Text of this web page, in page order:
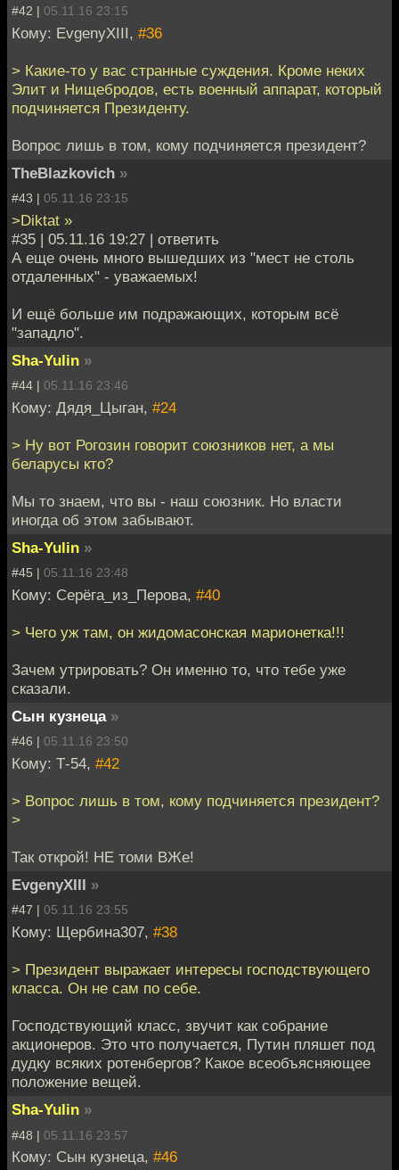
#42 | 05.11.16 23:15
Кому: EvgenyXIII, #36
> Какие-то у вас странные суждения. Кроме неких
Элит и Нищебродов, есть военный аппарат, который
подчиняется Президенту.
Вопрос лишь в том, кому подчиняется президент?
TheBlazkovich »
#43 | 05.11.16 23:15
>Diktat »
#35 | 05.11.16 19:27 | ответить
А еще очень много вышедших из "мест не столь
отдаленных" - уважаемых!
И ещё больше им подражающих, которым всё
"западло".
Sha-Yulin »
#44 | 05.11.16 23:46
Кому: Дядя_Цыган, #24
> Ну вот Рогозин говорит союзников нет, а мы
беларусы кто?
Мы то знаем, что вы - наш союзник. Но власти
иногда об этом забывают.
Sha-Yulin »
#45 | 05.11.16 23:48
Кому: Серёга_из_Перова, #40
> Чего уж там, он жидомасонская марионетка!!!
Зачем утрировать? Он именно то, что тебе уже
сказали.
Сын кузнеца »
#46 | 05.11.16 23:50
Кому: Т-54, #42
> Вопрос лишь в том, кому подчиняется президент?
>
Так открой! НЕ томи ВЖе!
EvgenyXIII »
#47 | 05.11.16 23:55
Кому: Щербина307, #38
> Президент выражает интересы господствующего
класса. Он не сам по себе.
Господствующий класс, звучит как собрание
акционеров. Это что получается, Путин пляшет под
дудку всяких ротенбергов? Какое всеобъясняющее
положение вещей.
Sha-Yulin »
#48 | 05.11.16 23:57
Кому: Сын кузнеца, #46